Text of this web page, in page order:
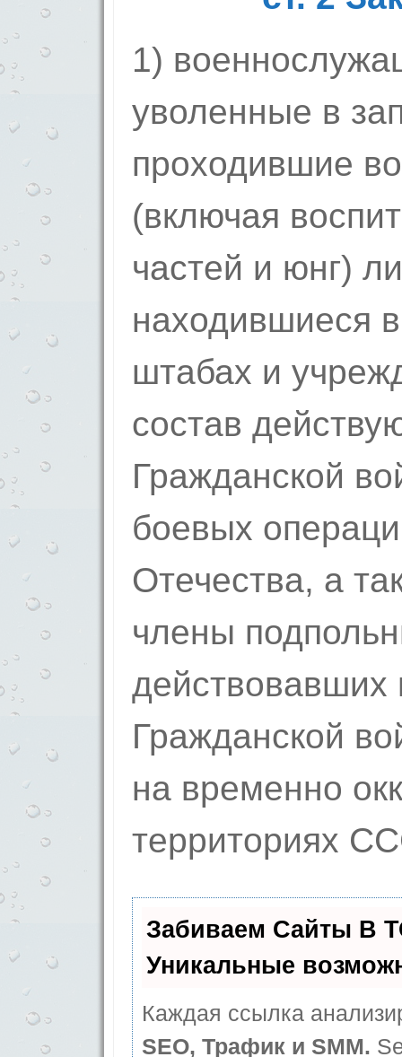
1)
уволенные в
проходившие
(включая
частей и юнг)
находившиеся
штабах и
состав
Гражданской
боевых
Отечества, а
члены
действовавших
Гражданской
на временно
территориях
Забиваем Сайты В
Уникальные
Каждая ссылка
SEO, Трафик и SMM.